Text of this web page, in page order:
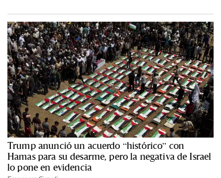
Trump anunció un acuerdo “histórico” con
Hamas para su desarme, pero la negativa de Israel
lo pone en evidencia